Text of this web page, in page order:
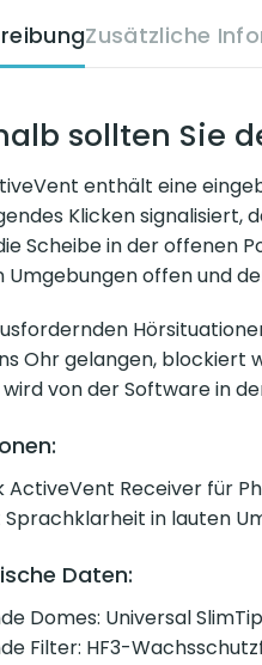
Zusätzliche
sollten Sie
enthält eine
Klicken signalisiert,
Scheibe in der offenen
Umgebungen offen und
Ohr gelangen, blockiert
wird von der Software in
ActiveVent Receiver für
in lauten
Daten:
Domes: Universal
Filter: HF3-